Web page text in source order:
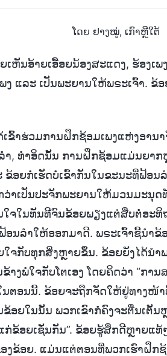
ໂດຍ ຢາງໝູ່, ເກົາຫຼີໃຕ້
ຫັນອ້າຍເອື້ອຍນ້ອງສະແດງ, ຮ້ອງເ
ພງ ແລະ ເປັນພະຍານໃຫ້ພຣະເຈົ້າ.
ເຂົ້າຮ່ວມການຝຶກຊ້ອມເພງແຫ່ງອາ
ຳ, ທຳອິດນັ້ນ ການຝຶກຊ້ອມແມ່ນຍາ
ອຍກໍ່ເຮັດບໍ່ເຂົ້າກັນໃນຂະນະທີ່ຟ້ອນ
າເປັນປະຈັກພະຍານໃຫ້ມວນມະນຸດ
ຈໃນທັນທີຈົນຂ້ອຍພຽງແຕ່ສືບຕໍ່ອະ
ອນລຳໃຫ້ອອກມາດີ. ພຣະເຈົ້າຊີ້ນຳ
ຈກັບທຸກສິ່ງຫຼາຍຂຶ້ນ. ຂ້ອຍຍັງໄດ້ນຳ
າງພໍໃຈກັບໂຕເອງ ໂດຍຄິດວ່າ “ກາ
ນຕອນນີ້. ຂ້ອຍຈະຖືກຈັດໃຫ້ຢູ່ທາງໜ້
ຂ້ອຍໃນນັ້ນ ພວກເຂົາກໍ່ຄົງຈະຕື່ນເ
ຂ້ອຍເຊັ່ນກັນ”. ຂ້ອຍຮູ້ສຶກດີຫຼາຍແ
ງຂ້ອຍ. ແມ່ນແຕ່ຕອນທີ່ພວກເຮົາຝຶກ